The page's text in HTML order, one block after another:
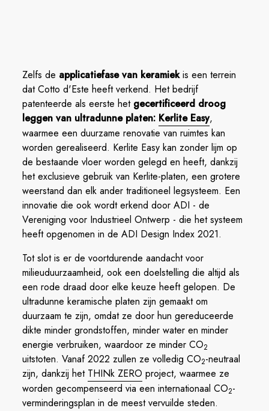
Zelfs de applicatiefase van keramiekis een terrein
dat Cotto d'Este heeft verkend. Het bedrijf
patenteerde als eerste het gecertificeerd droog
leggen van ultradunne platen: Kerlite Easy,
waarmee een duurzame renovatie van ruimtes kan
worden gerealiseerd. Kerlite Easy kan zonder lijm op
de bestaande vloer worden gelegd en heeft, dankzij
het exclusieve gebruik van Kerlite-platen, een grotere
weerstand dan elk ander traditioneel legsysteem. Een
innovatie die ook wordt erkend door ADI - de
Vereniging voor Industrieel Ontwerp - die het systeem
heeft opgenomen in de ADI Design Index 2021.
Tot slot is er de voortdurende aandacht voor
milieuduurzaamheid, ook een doelstelling die altijd als
een rode draad door elke keuze heeft gelopen. De
ultradunne keramische platen zijn gemaakt om
duurzaam te zijn, omdat ze door hun gereduceerde
dikte minder grondstoffen, minder water en minder
energie verbruiken, waardoor ze minder CO2
uitstoten. Vanaf 2022 zullen ze volledig CO2-neutraal
zijn, dankzij het THINk ZERO project, waarmee ze
worden gecompenseerd via een internationaal CO2-
verminderingsplan in de meest vervuilde steden.